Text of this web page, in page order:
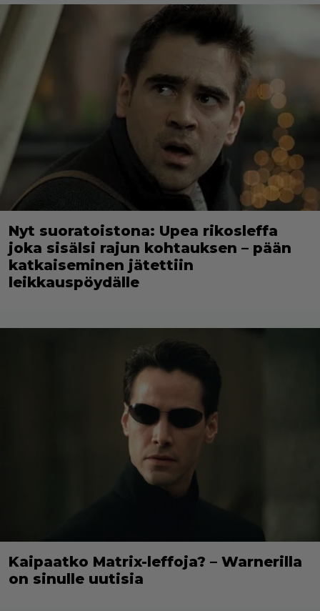
Nyt suoratoistona: Upea rikosleffa
joka sisälsi rajun kohtauksen – pään
katkaiseminen jätettiin
leikkauspöydälle
Kaipaatko Matrix-leffoja? – Warnerilla
on sinulle uutisia